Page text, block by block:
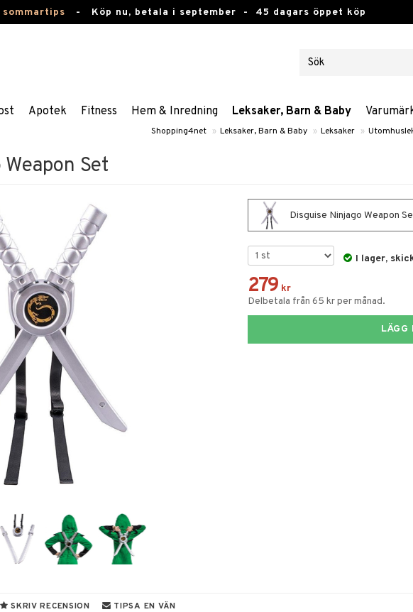
- Köp nu, betala i september - 45 dagars öppet köp
Apotek Fitness Hem & Inredning Leksaker, Barn & Baby
Shopping4net » Leksaker, Barn & Baby » Leksaker »
Set
Disguise Ninjago Weapon
I lager,
279 kr
Delbetala från 65 kr per månad.
LÄGG
SKRIV RECENSION TIPSA EN VÄN